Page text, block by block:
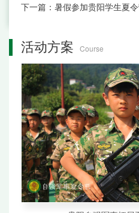
下一篇： 暑假参加贵阳学生夏
活动方案 Course